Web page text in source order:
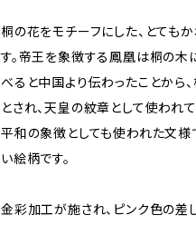
桐の花をモチーフにした、とても
す。帝王を象徴する鳳凰は桐の木
べると中国より伝わったことから
とされ、天皇の紋章として使われて
平和の象徴としても使われた文様
い絵柄です。
金彩加工が施され、ピンク色の差